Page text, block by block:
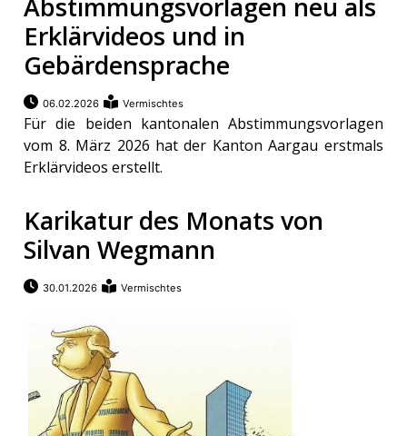
Abstimmungsvorlagen neu als
Erklärvideos und in
Gebärdensprache
06.02.2026 Vermischtes
Für die beiden kantonalen Abstimmungsvorlagen
vom 8. März 2026 hat der Kanton Aargau erstmals
Erklärvideos erstellt.
Karikatur des Monats von
Silvan Wegmann
30.01.2026 Vermischtes